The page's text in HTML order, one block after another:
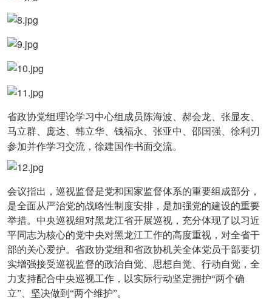
省政协党组理论学习中心组成员陈海波、郝会龙、张显友、
马立群、庞达、韩立华、钱福永、张亚中、邵国强、徐利刃
参加并作学习交流，徐建国作书面交流。
会议指出，巡视监督是党和国家监督体系的重要组成部分，
是全面从严治党的战略性制度安排，是加强党的建设的重要
举措。中央巡视组对黑龙江省开展巡视，充分体现了以习近
平同志为核心的党中央对黑龙江工作的高度重视，对全省干
部的关心爱护。省政协党组和省政协机关全体党员干部要切
实增强接受巡视监督的政治自觉、思想自觉、行动自觉，全
力支持配合中央巡视工作，以实际行动坚定拥护“两个确
立”、坚决做到“两个维护”。